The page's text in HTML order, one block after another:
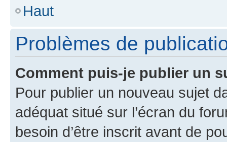
Haut
Problèmes de
Comment puis-je publier un
Pour publier un nouveau sujet
adéquat situé sur l’écran du
besoin d’être inscrit avant de